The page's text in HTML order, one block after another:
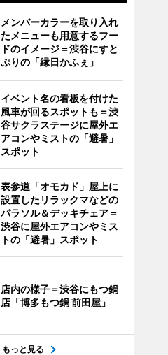
メンバーカラーを取り入れ
たメニューも用意するフー
ドのイメージ＝渋谷にすと
ぷりの「縁日かふぇ」
イベント名の看板を付けた
風車が回るスポットも＝渋
谷サクラステージに屋外エ
アコンやミストの「避暑」
スポット
表参道「オモカド」屋上に
設置したリラックマなどの
パラソル＆デッキチェア＝
渋谷に屋外エアコンやミス
トの「避暑」スポット
店内の様子＝渋谷にもつ鍋
店「博多もつ鍋 前田屋」
もっと見る